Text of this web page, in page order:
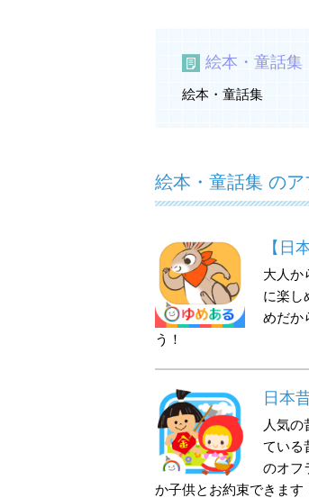
絵本・童話集
絵本・童話集
絵本・童話集 のア
【日
大人か
に楽し
めだか
う！
日本
人気
ている
のオフ
か子供とお約束できます